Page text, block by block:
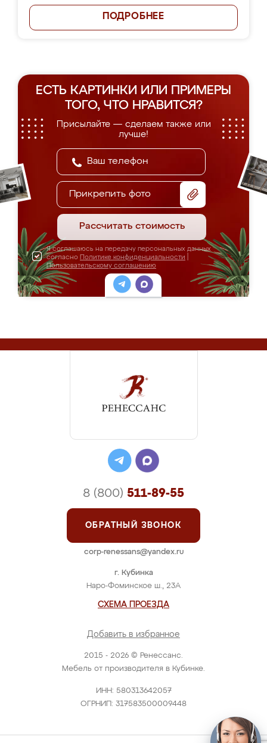
ПОДРОБНЕЕ
ЕСТЬ КАРТИНКИ ИЛИ ПРИМЕРЫ
ТОГО, ЧТО НРАВИТСЯ?
Присылайте — сделаем также или
лучше!
Прикрепить фото
Рассчитать стоимость
Я соглашаюсь на передачу персональных данных
согласно Политике конфиденциальности
Пользовательскому соглашению
2015 - 2026 © Ренессанс.
Мебель от производителя в Кубинке.
ИНН: 580313642057
ОГРНИП: 317583500009448
г. Кубинка
Наро-Фоминское ш., 23А
СХЕМА ПРОЕЗДА
Добавить в избранное
8 (800) 511-89-55
ОБРАТНЫЙ ЗВОНОК
corp-renessans@yandex.ru